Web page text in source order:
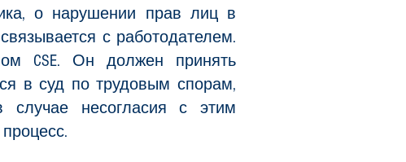
о нарушении прав лиц в
с работодателем.
CSE. Он должен принять
в суд по трудовым спорам,
случае несогласия с этим